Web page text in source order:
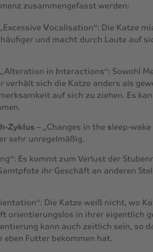
zusammengefasst werden:
Vocalisation“: Die Katze
und macht durch Laute auf
in Interactions“: Sowohl
verhält sich die Katze anders als
auf sich zu ziehen. Es
Zyklus – „Changes in the sleep-
sehr unregelmäßig.
Es kommt zum Verlust der
ihr Geschäft an anderen
Die Katze weiß nicht, wo
orientierungslos in ihrer eigentlich
kann auch zeitlich sein, so
eben Futter bekommen hat.